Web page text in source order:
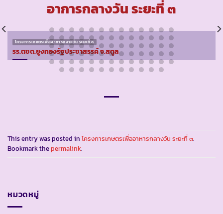
อาการกลางวัน ระยะที่ ๓
โครงการเกษตรเพื่ออาหารกลางวัน ระยะที่ ๓
รร.ตชด.ยูงทองรัฐประชาสรรค์ จ.สตูล
This entry was posted in โครงการเกษตรเพื่ออาหารกลางวัน ระยะที่ ๓.
Bookmark thepermalink.
หมวดหมู่